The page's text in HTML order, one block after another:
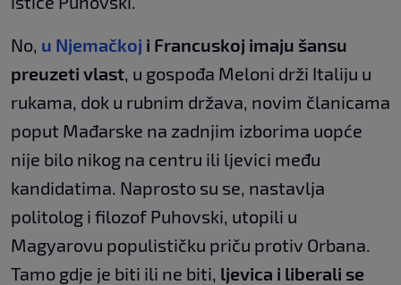
No, u Njemačkoj i Francuskoj imaju šansu
preuzeti vlast , u gospođa Meloni drži Italiju u
rukama, dok u rubnim država, novim članicama
poput Mađarske na zadnjim izborima uopće
nije bilo nikog na centru ili ljevici među
kandidatima. Naprosto su se, nastavlja
politolog i filozof Puhovski, utopili u
Magyarovu populističku priču protiv Orbana.
Tamo gdje je biti ili ne biti, ljevica i liberali se